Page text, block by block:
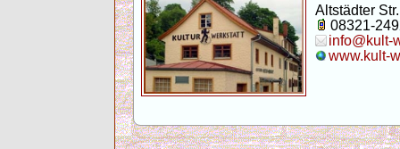
Altstädter
08321-
info@kult-
www.kult-